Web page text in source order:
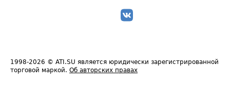
1998-2026 © ATI.SU является юридически зарегистрированной
торговой маркой. Об авторских правах